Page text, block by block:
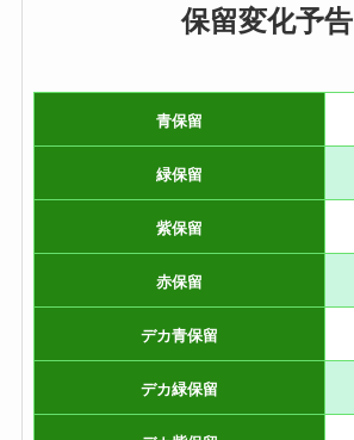
保留変化予告
青保留
緑保留
紫保留
赤保留
デカ青保留
デカ緑保留